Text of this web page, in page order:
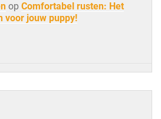
op Comfortabel rusten: Het
voor jouw puppy!